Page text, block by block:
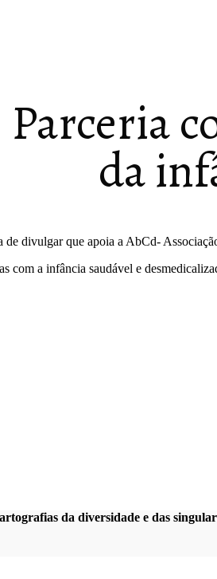
Parceria
da
de divulgar que apoia a AbCd-
com a infância saudável e
da diversidade e das